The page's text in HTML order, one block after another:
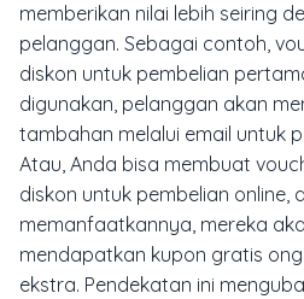
memberikan nilai lebih seiring
pelanggan. Sebagai contoh,
diskon untuk pembelian
digunakan, pelanggan akan
tambahan melalui email untuk
Atau, Anda bisa membuat
diskon untuk pembelian online,
memanfaatkannya, mereka
mendapatkan kupon gratis
ekstra. Pendekatan ini